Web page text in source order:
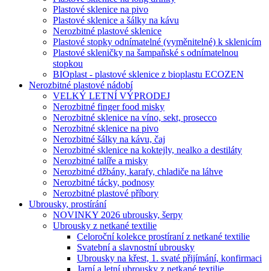
Plastové sklenice na pivo
Plastové sklenice a šálky na kávu
Nerozbitné plastové sklenice
Plastové stopky odnímatelné (vyměnitelné) k sklenicím
Plastové skleničky na šampaňské s odnímatelnou
stopkou
BIOplast - plastové sklenice z bioplastu ECOZEN
Nerozbitné plastové nádobí
VELKÝ LETNÍ VÝPRODEJ
Nerozbitné finger food misky
Nerozbitné sklenice na víno, sekt, prosecco
Nerozbitné sklenice na pivo
Nerozbitné šálky na kávu, čaj
Nerozbitné sklenice na koktejly, nealko a destiláty
Nerozbitné talíře a misky
Nerozbitné džbány, karafy, chladiče na láhve
Nerozbitné tácky, podnosy
Nerozbitné plastové příbory
Ubrousky, prostírání
NOVINKY 2026 ubrousky, šerpy
Ubrousky z netkané textilie
Celoroční kolekce prostíraní z netkané textilie
Svatební a slavnostní ubrousky
Ubrousky na křest, 1. svaté přijímání, konfirmaci
Jarní a letní ubrousky z netkané textilie